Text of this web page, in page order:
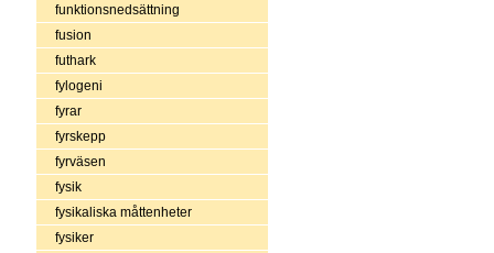
funktionsnedsättning
fusion
futhark
fylogeni
fyrar
fyrskepp
fyrväsen
fysik
fysikaliska måttenheter
fysiker